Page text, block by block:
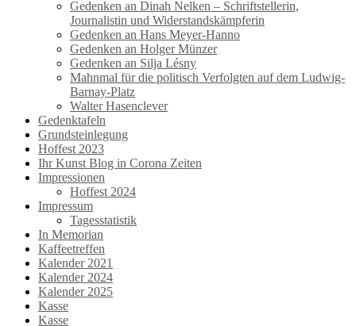
Gedenken an Dinah Nelken – Schriftstellerin,
Journalistin und Widerstandskämpferin
Gedenken an Hans Meyer-Hanno
Gedenken an Holger Münzer
Gedenken an Silja Lésny
Mahnmal für die politisch Verfolgten auf dem Ludwig-
Barnay-Platz
Walter Hasenclever
Gedenktafeln
Grundsteinlegung
Hoffest 2023
Ihr Kunst Blog in Corona Zeiten
Impressionen
Hoffest 2024
Impressum
Tagesstatistik
In Memorian
Kaffeetreffen
Kalender 2021
Kalender 2024
Kalender 2025
Kasse
Kasse